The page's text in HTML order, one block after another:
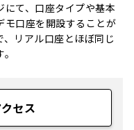
て、口座タイプや基本
モ口座を開設することが
リアル口座とほぼ同じ
セス